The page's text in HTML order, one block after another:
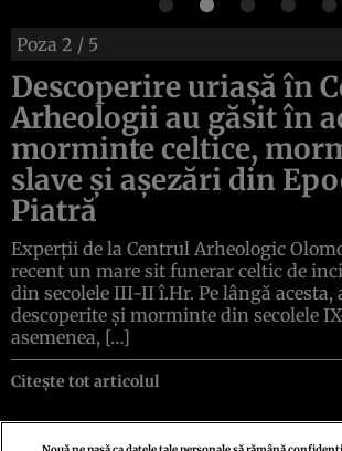
Poza 2 / 5
Descoperire uriașă în
Arheologii au găsit în
morminte celtice,
slave și așezări din
Piatră
Experții de la Centrul Arheologic
recent un mare sit funerar celtic de
din secolele III-II î.Hr. Pe lângă acesta,
descoperite și morminte din secolele
asemenea, […]
Citește tot articolul